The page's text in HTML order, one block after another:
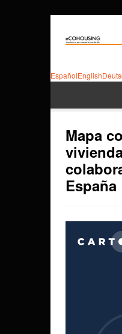
EspañolEnglish
Mapa
vivienda
España